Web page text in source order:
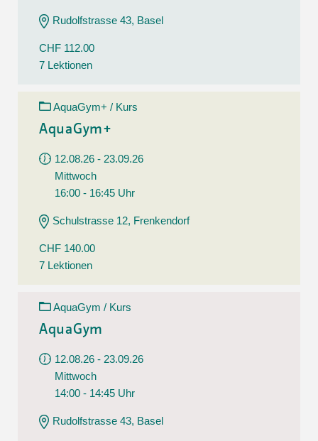
Rudolfstrasse 43, Basel
CHF 112.00
7 Lektionen
AquaGym+ / Kurs
AquaGym+
12.08.26 - 23.09.26
Mittwoch
16:00 - 16:45 Uhr
Schulstrasse 12, Frenkendorf
CHF 140.00
7 Lektionen
AquaGym / Kurs
AquaGym
12.08.26 - 23.09.26
Mittwoch
14:00 - 14:45 Uhr
Rudolfstrasse 43, Basel